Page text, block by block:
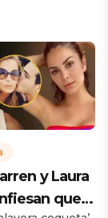
y Laura
que